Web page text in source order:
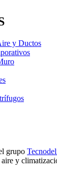
y Ductos
grupo
y